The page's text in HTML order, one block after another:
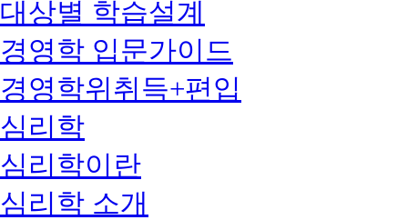
대상별 학습설계
경영학 입문가이드
경영학위취득+편입
심리학
심리학이란
심리학 소개